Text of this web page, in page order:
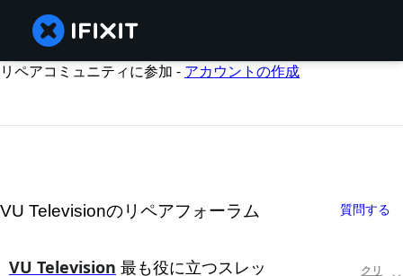
リペアコミュニティに参加 - アカウントの作成
VU Televisionのリペアフォーラム 質問する
VU Television 最も役に立つスレッ
クリ